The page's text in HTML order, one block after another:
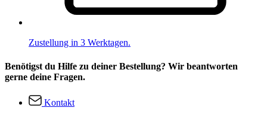
Zustellung in 3 Werktagen.
Benötigst du Hilfe zu deiner Bestellung? Wir beantworten
gerne deine Fragen.
Kontakt